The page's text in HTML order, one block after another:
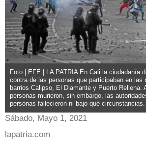
Foto | EFE | LA PATRIA En Cali la ciudadanía
contra de las personas que participaban en las
barrios Calipso, El Diamante y Puerto Rellena.
personas murieron, sin embargo, las
personas fallecieron ni bajo qué circunstancias.
Sábado, Mayo 1, 2021
lapatria.com